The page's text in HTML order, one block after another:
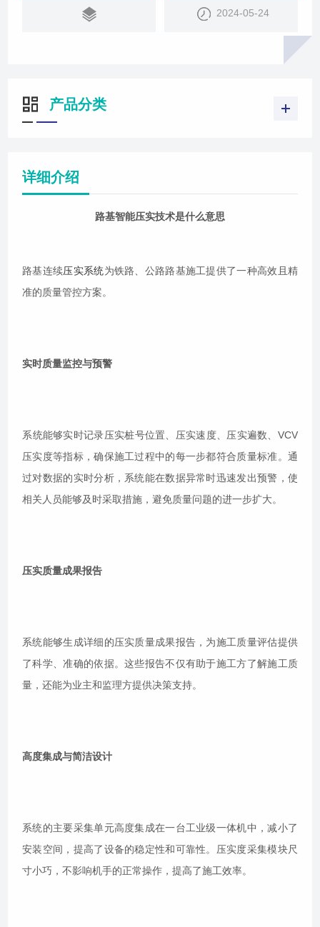
速发出预警，使相关人员能够及时采取措施，避免质
量问题的进一步扩大。压实质量成果报告系统能够生
2024-05-24
产品分类
详细介绍
路基智能压实技术是什么意思
路基连续压实系统为铁路、公路路基施工提供了一种高效且精
准的质量管控方案。
实时质量监控与预警
系统能够实时记录压实桩号位置、压实速度、压实遍数、VCV
压实度等指标，确保施工过程中的每一步都符合质量标准。通
过对数据的实时分析，系统能在数据异常时迅速发出预警，使
相关人员能够及时采取措施，避免质量问题的进一步扩大。
压实质量成果报告
系统能够生成详细的压实质量成果报告，为施工质量评估提供
了科学、准确的依据。这些报告不仅有助于施工方了解施工质
量，还能为业主和监理方提供决策支持。
高度集成与简洁设计
系统的主要采集单元高度集成在一台工业级一体机中，减小了
安装空间，提高了设备的稳定性和可靠性。压实度采集模块尺
寸小巧，不影响机手的正常操作，提高了施工效率。